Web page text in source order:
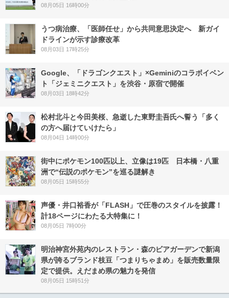
08月05日 16時00分
うつ病治療、「医師任せ」から共同意思決定へ 新ガイ
ドラインが示す診療改革
08月03日 17時25分
Google、「ドラゴンクエスト」×Geminiのコラボイベン
ト「ジェミニクエスト」を渋谷・原宿で開催
08月03日 18時42分
松村北斗と今田美桜、急逝した東野圭吾氏へ誓う「多く
の方へ届けていけたら」
08月04日 14時00分
街中にポケモン100匹以上、立像は19匹 日本橋・八重
洲で“伝説のポケモン”を巡る謎解き
08月05日 15時55分
声優・井口裕香が「FLASH」で圧巻のスタイルを披露！
計18ページにわたる大特集に！
08月05日 7時00分
明治神宮外苑内のレストラン・森のビアガーデンで新潟
県が誇るブランド枝豆「つまりちゃまめ」を販売数量限
定で提供。えだまめ県の魅力を発信
08月05日 15時51分